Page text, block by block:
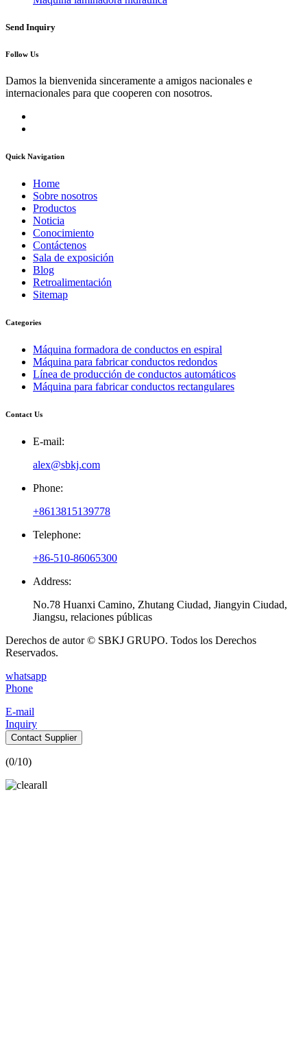
Send Inquiry
Follow Us
Damos la bienvenida sinceramente a amigos nacionales e
internacionales para que cooperen con nosotros.
Quick Navigation
Home
Sobre nosotros
Productos
Noticia
Conocimiento
Contáctenos
Sala de exposición
Blog
Retroalimentación
Sitemap
Categories
Máquina formadora de conductos en espiral
Máquina para fabricar conductos redondos
Línea de producción de conductos automáticos
Máquina para fabricar conductos rectangulares
Contact Us
E-mail:
alex@sbkj.com
Phone:
+8613815139778
Telephone:
+86-510-86065300
Address:
No.78 Huanxi Camino, Zhutang Ciudad, Jiangyin Ciudad,
Jiangsu, relaciones públicas
Derechos de autor © SBKJ GRUPO. Todos los Derechos
Reservados.
whatsapp
Phone
E-mail
Inquiry
Contact Supplier
(0/10)